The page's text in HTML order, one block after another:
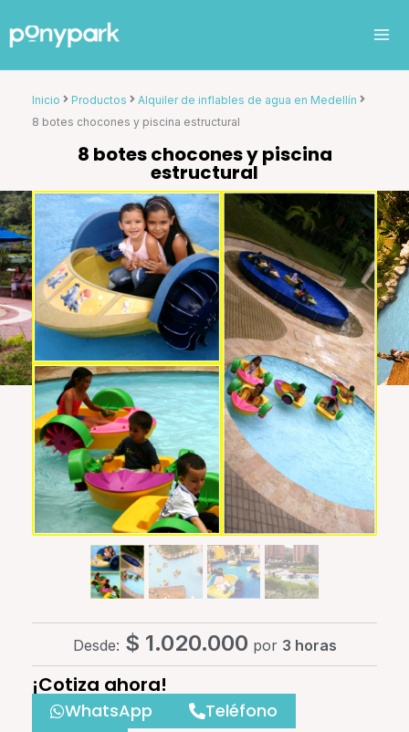
contenido
Inicio Productos
Alquiler de inflables de agua en Medellín
8 botes chocones y piscina estructural
8 botes chocones y piscina
estructural
Desde: $ 1.020.000 por 3 horas
¡Cotiza ahora!
WhatsApp
Teléfono